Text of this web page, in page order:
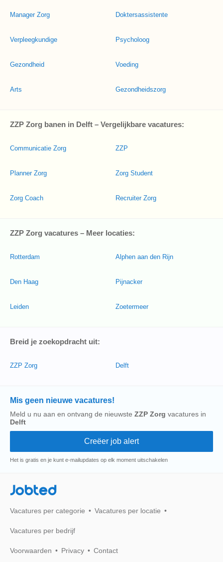
Manager Zorg
Verpleegkundige
Gezondheid
Arts
Doktersassistente
Psycholoog
Voeding
Gezondheidszorg
ZZP Zorg banen in Delft – Vergelijkbare vacatures:
Communicatie Zorg
Planner Zorg
Zorg Coach
ZZP
Zorg Student
Recruiter Zorg
ZZP Zorg vacatures – Meer locaties:
Rotterdam
Den Haag
Leiden
Alphen aan den Rijn
Pijnacker
Zoetermeer
Breid je zoekopdracht uit:
ZZP Zorg Delft
Mis geen nieuwe vacatures!
Meld u nu aan en ontvang de nieuwste ZZP Zorg vacatures in
Delft
Het is gratis en je kunt e-mailupdates op elk moment uitschakelen
Jobted
Vacatures per categorie Vacatures per locatie
Vacatures per bedrijf
Voorwaarden Privacy Contact